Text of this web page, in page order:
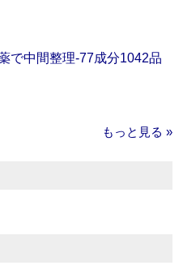
で中間整理‐77成分1042品
もっと見る »